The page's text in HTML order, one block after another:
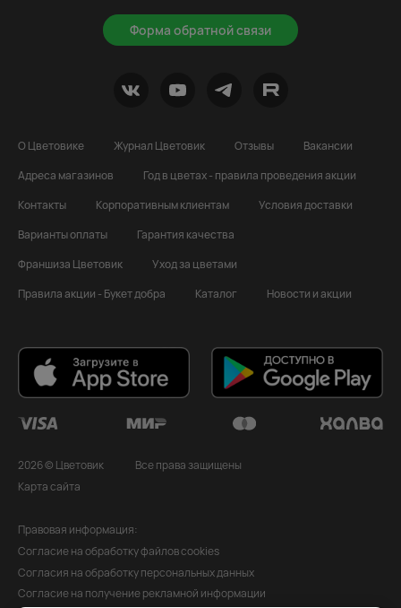
Форма обратной связи
О Цветовике Журнал Цветовик Отзывы
Вакансии
Адреса магазинов
Год в цветах - правила проведения акции
Контакты
Корпоративным клиентам
Условия доставки
Варианты оплаты
Гарантия качества
Франшиза Цветовик
Уход за цветами
Правила акции - Букет добра
Каталог Новости и акции
2026 © Цветовик
Все права защищены
Карта сайта
Правовая информация:
Согласие на обработку файлов cookies
Согласия на обработку персональных данных
Согласие на получение рекламной информации